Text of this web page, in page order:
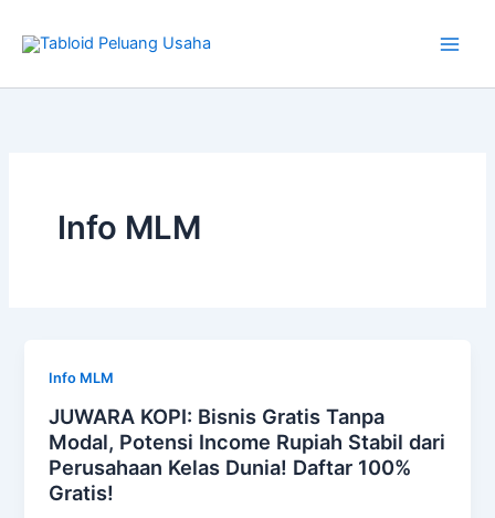
Info MLM
Info MLM
JUWARA KOPI: Bisnis Gratis Tanpa
Modal, Potensi Income Rupiah Stabil dari
Perusahaan Kelas Dunia! Daftar 100%
Gratis!